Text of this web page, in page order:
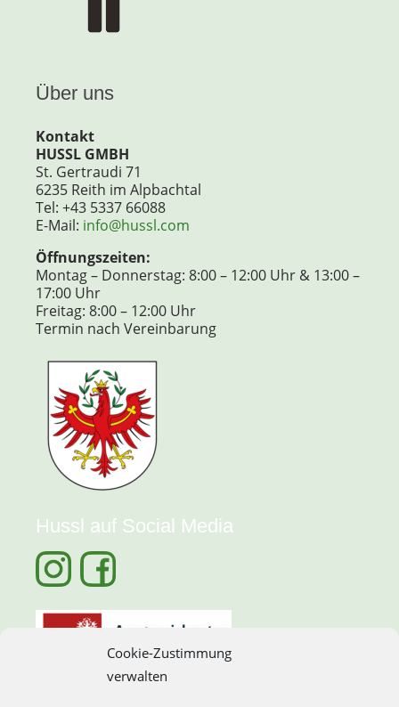
Cookie-Zustimmung
verwalten
Über uns
Kontakt
HUSSL GMBH
St. Gertraudi 71
6235 Reith im Alpbachtal
Tel: +43 5337 66088
E-Mail: info@hussl.com
Öffnungszeiten:
Montag – Donnerstag: 8:00 – 12:00 Uhr & 13:00 –
17:00 Uhr
Freitag: 8:00 – 12:00 Uhr
Termin nach Vereinbarung
Hussl auf Social Media